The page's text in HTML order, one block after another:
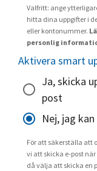
Valfritt: ange
hitta dina uppgifter i
eller kontonummer.
personlig
Aktivera smart
Ja, skicka
post
Nej, jag
För att säkerställa att
vi att skicka e-post
då välja att skicka en